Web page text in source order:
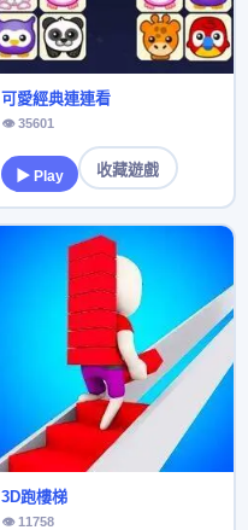
可愛經典連連看
👁 35601
▶ Play 收藏遊戲
3D跑樓梯
👁 11758